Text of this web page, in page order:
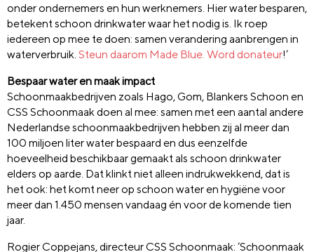
onder ondernemers en hun werknemers. Hier water besparen,
betekent schoon drinkwater waar het nodig is. Ik roep
iedereen op mee te doen: samen verandering aanbrengen in
waterverbruik. Steun daarom Made Blue. Word donateur!’
Bespaar water en maak impact
Schoonmaakbedrijven zoals Hago, Gom, Blankers Schoon en
CSS Schoonmaak doen al mee: samen met een aantal andere
Nederlandse schoonmaakbedrijven hebben zij al meer dan
100 miljoen liter water bespaard en dus eenzelfde
hoeveelheid beschikbaar gemaakt als schoon drinkwater
elders op aarde. Dat klinkt niet alleen indrukwekkend, dat is
het ook: het komt neer op schoon water en hygiëne voor
meer dan 1.450 mensen vandaag én voor de komende tien
jaar.
Rogier Coppejans, directeur CSS Schoonmaak: ‘Schoonmaak